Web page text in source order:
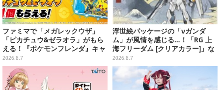
ファミマで「メガレックウザ」
「ピカチュウ&ゼラオラ」がもら
える！『ポケモンフレンダ』キャ
ンペーンが8月11日開始
2026.8.7
浮世絵パッケージの「νガンダ
ム」が風情を感じる…！「RG 上
海フリーダム [クリアカラー]」な
どガンプラ2商品が8月順次発売
2026.8.7